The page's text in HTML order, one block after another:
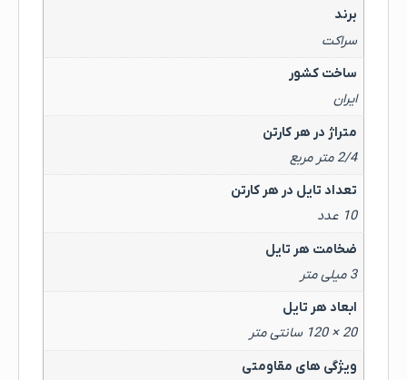
برند
سراکت
ساخت کشور
ایران
متراژ در هر کارتن
2/4 متر مربع
تعداد تایل در هر کارتن
10 عدد
ضخامت هر تایل
3 میلی متر
ابعاد هر تایل
20 × 120 سانتی متر
ویژگی های مقاومتی